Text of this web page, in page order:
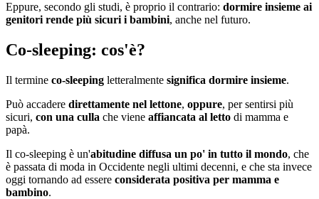
Eppure, secondo gli studi, è proprio il contrario: dormire insieme ai
genitori rende più sicuri i bambini, anche nel futuro.
Co-sleeping: cos'è?
Il termine co-sleeping letteralmente significa dormire insieme.
Può accadere direttamente nel lettone, oppure, per sentirsi più
sicuri, con una culla che viene affiancata al letto di mamma e
papà.
Il co-sleeping è un'abitudine diffusa un po' in tutto il mondo, che
è passata di moda in Occidente negli ultimi decenni, e che sta invece
oggi tornando ad essere considerata positiva per mamma e
bambino.